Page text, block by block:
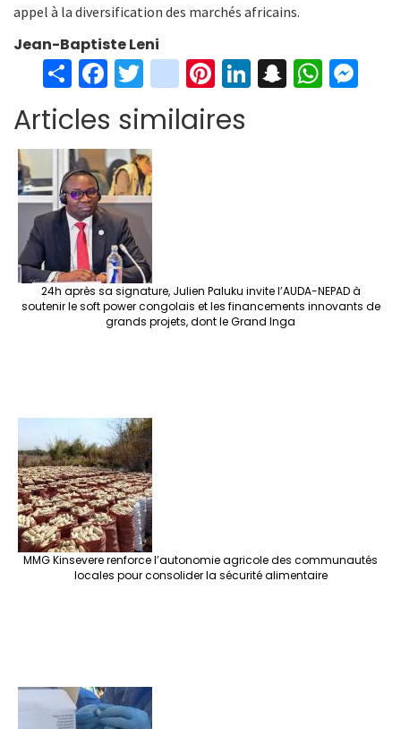
appel à la diversification des marchés africains.
Jean-Baptiste Leni
S
h
ar
e
Fa
ce
b
o
o
k
T
wi
tt
er
in
st
ag
Pi
er
Li S W
Articles similaires
24h après sa signature, Julien Paluku invite l’AUDA-NEPAD à
soutenir le soft power congolais et les financements innovants de
grands projets, dont le Grand Inga
MMG Kinsevere renforce l’autonomie agricole des communautés
locales pour consolider la sécurité alimentaire